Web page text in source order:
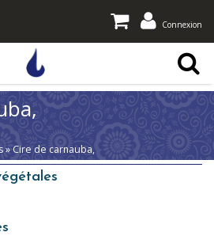
Connexion
» Cire de carnauba,